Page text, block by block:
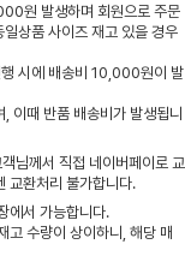
원 발생하며 회원으로 주문
상품 사이즈 재고 있을 경우
시에 배송비 10,000원이 발
이때 반품 배송비가 발생됩니
님께서 직접 네이버페이로 교
교환처리 불가합니다.
에서 가능합니다.
고 수량이 상이하니, 해당 매